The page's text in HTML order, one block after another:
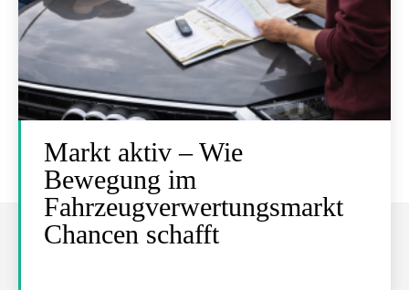
Markt aktiv – Wie
Bewegung im
Fahrzeugverwertungsmarkt
Chancen schafft